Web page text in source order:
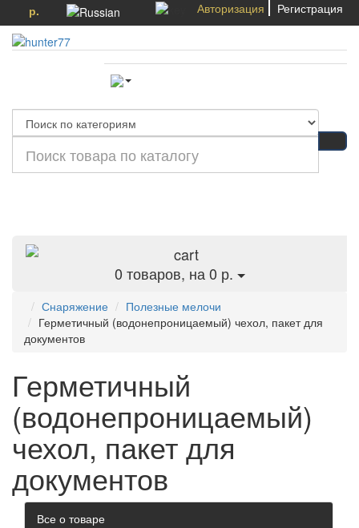
р. Авторизация Регистрация
0 товаров, на 0 р.
Снаряжение
Полезные мелочи
Герметичный (водонепроницаемый) чехол, пакет для
документов
Герметичный
(водонепроницаемый)
чехол, пакет для
документов
Все о товаре